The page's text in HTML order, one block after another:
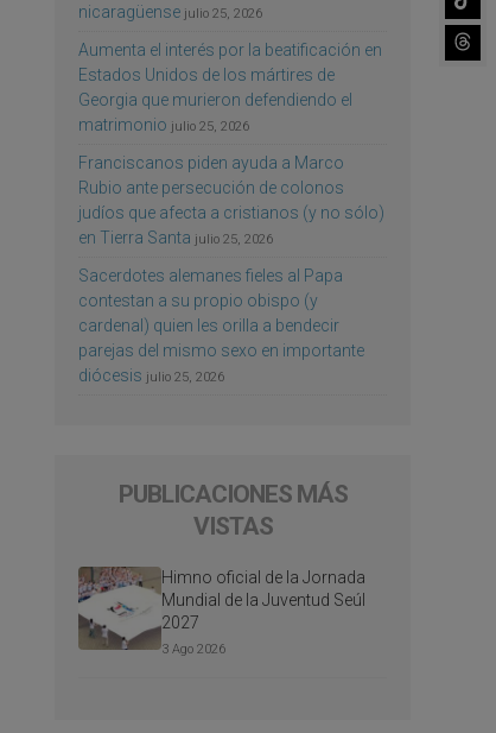
nicaragüense julio 25, 2026
Aumenta el interés por la beatificación en
Estados Unidos de los mártires de
Georgia que murieron defendiendo el
matrimonio julio 25, 2026
Franciscanos piden ayuda a Marco
Rubio ante persecución de colonos
judíos que afecta a cristianos (y no sólo)
en Tierra Santa julio 25, 2026
Sacerdotes alemanes fieles al Papa
contestan a su propio obispo (y
cardenal) quien les orilla a bendecir
parejas del mismo sexo en importante
diócesis julio 25, 2026
PUBLICACIONES MÁS
VISTAS
Himno oficial de la Jornada
Mundial de la Juventud Seúl
2027
3 Ago 2026